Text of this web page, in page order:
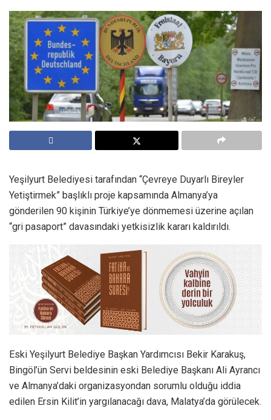
Yeşilyurt Belediyesi tarafından “Çevreye Duyarlı Bireyler
Yetiştirmek” başlıklı proje kapsamında Almanya’ya
gönderilen 90 kişinin Türkiye’ye dönmemesi üzerine açılan
“gri pasaport” davasındaki yetkisizlik kararı kaldırıldı.
Eski Yeşilyurt Belediye Başkan Yardımcısı Bekir Karakuş,
Bingöl’ün Servi beldesinin eski Belediye Başkanı Ali Ayrancı
ve Almanya’daki organizasyondan sorumlu olduğu iddia
edilen Ersin Kilit’in yargılanacağı dava, Malatya’da görülecek.